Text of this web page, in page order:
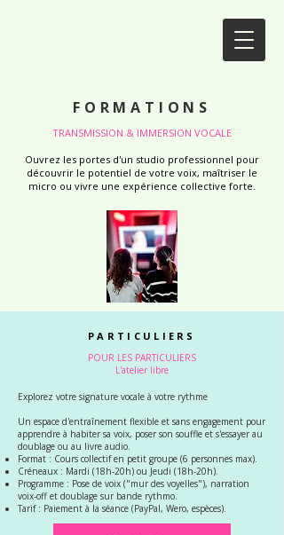
FORMATIONS
TRANSMISSION & IMMERSION VOCALE
Ouvrez les portes d'un studio professionnel pour
découvrir le potentiel de votre voix, maîtriser le
micro ou vivre une expérience collective forte.
PARTICULIERS
POUR LES PARTICULIERS
L'atelier libre
Explorez votre signature vocale à votre rythme
Un espace d'entraînement flexible et sans engagement pour
apprendre à habiter sa voix, poser son souffle et s'essayer au
doublage ou au livre audio.
Format : Cours collectif en petit groupe (6 personnes max).
Créneaux : Mardi (18h-20h) ou Jeudi (18h-20h).
Programme : Pose de voix ("mur des voyelles"), narration
voix-off et doublage sur bande rythmo.
Tarif : Paiement à la séance (PayPal, Wero, espèces).